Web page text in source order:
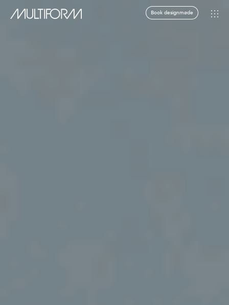
Book designmøde